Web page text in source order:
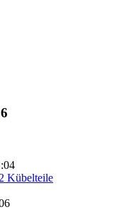
6
Kübelteile